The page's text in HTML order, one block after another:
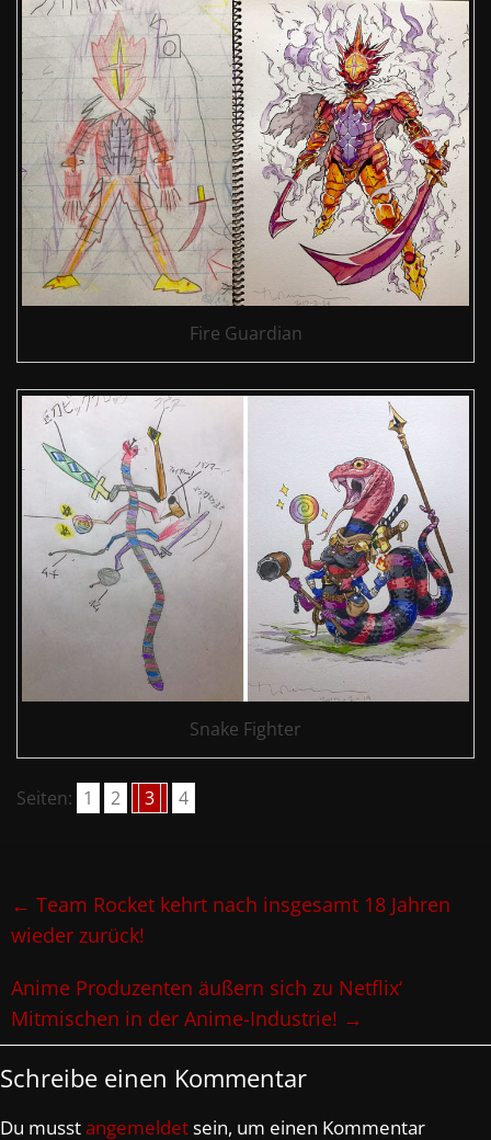
Fire Guardian
Snake Fighter
Seiten: 1 2 3 4
← Team Rocket kehrt nach insgesamt 18 Jahren
wieder zurück!
Anime Produzenten äußern sich zu Netflix‘
Mitmischen in der Anime-Industrie! →
Schreibe einen Kommentar
Du musstangemeldetsein, um einen Kommentar